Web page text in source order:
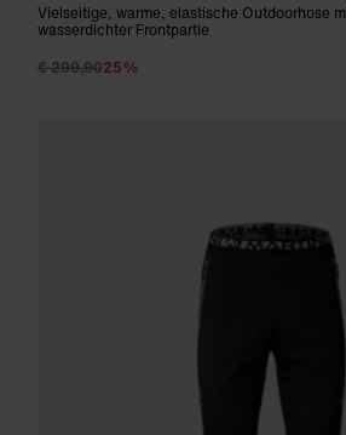
Vielseitige, warme, elastische Outdoorhose
wasserdichter Frontpartie
€ 299,9025%